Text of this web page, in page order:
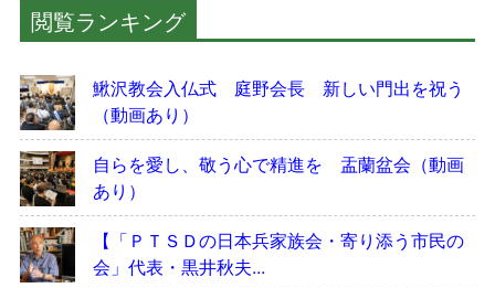
閲覧ランキング
鰍沢教会入仏式 庭野会長 新しい門出を祝う
（動画あり）
自らを愛し、敬う心で精進を 盂蘭盆会（動画
あり）
【「ＰＴＳＤの日本兵家族会・寄り添う市民の
会」代表・黒井秋夫...